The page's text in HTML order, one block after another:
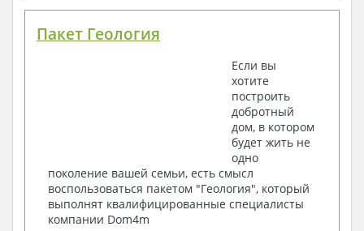
Пакет Геология
Если вы
хотите
построить
добротный
дом, в котором
будет жить не
одно
поколение вашей семьи, есть смысл
воспользоваться пакетом "Геология", который
выполнят квалифицированные специалисты
компании Dom4m